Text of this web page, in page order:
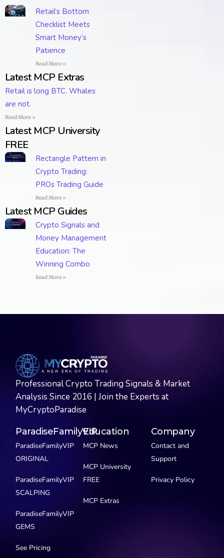
Retail’s Bottom
Checklist Meets
Smart Money’s
Patience
Read More »
Latest MCP Extras
Retail is long BTC. Whales
are not.
Read More »
Latest MCP University
FREE
Rectangle Pattern in
Crypto Trading:
PROs Trading Guide
Read More »
Latest MCP Guides
Crypto Signals and
Money Management
Education: The
Winning Combo
Read More »
Professional Crypto Trading Signals & Market
Analysis Since 2016 | Join the Experts at
MyCryptoParadise
ParadiseFamilyVIP
ParadiseFamilyVIP
ORIGINAL
ParadiseFamilyVIP
SCALPING
ParadiseFamilyVIP
GEMS
See Pricing
Education
MCP News
MCP University
FREE
MCP Extras
Company
Contact and
Support
Privacy Policy